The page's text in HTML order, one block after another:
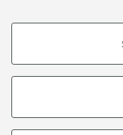
COOKIE DI
degli utenti, creare
di marketing.